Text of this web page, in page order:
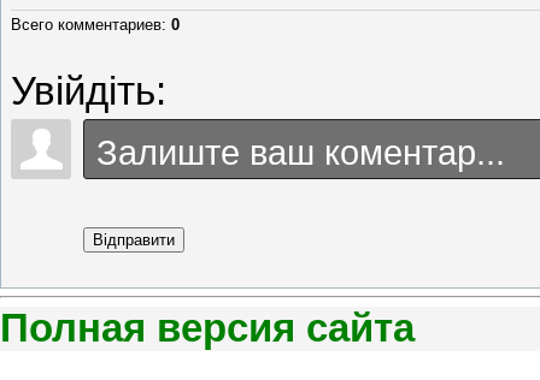
Всего комментариев: 0
Увійдіть:
Відправити
Полная версия сайта